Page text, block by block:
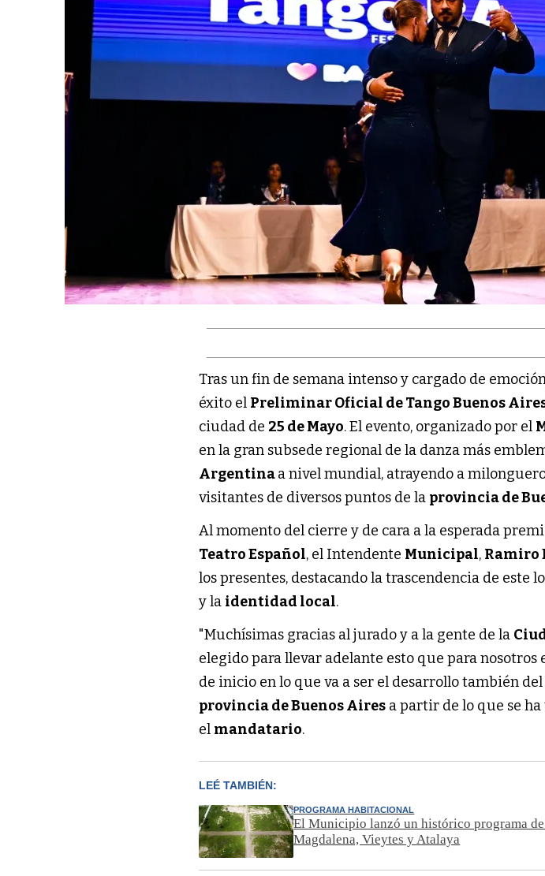
Tras un fin de semana intenso y cargado de
éxito el Preliminar Oficial de Tango Buenos
ciudad de 25 de Mayo. El evento, organizado por el
en la gran subsede regional de la danza más
Argentinaa nivel mundial, atrayendo a
visitantes de diversos puntos de la provincia de
Al momento del cierre y de cara a la esperada
Teatro Español, el Intendente Municipal, Ramiro
los presentes, destacando la trascendencia de este
y la identidad local.
"Muchísimas gracias al jurado y a la gente de la
elegido para llevar adelante esto que para
de inicio en lo que va a ser el desarrollo también
provincia de Buenos Aires a partir de lo que se
el mandatario.
LEÉ TAMBIÉN:
PROGRAMA HABITACIONAL
El Municipio lanzó un histórico programa
Magdalena, Vieytes y Atalaya